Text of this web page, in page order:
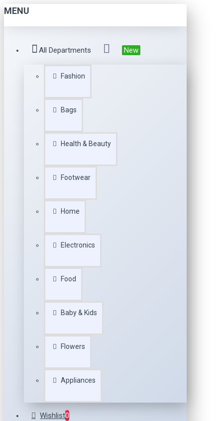
MENU
All Departments New
Fashion
Bags
Health & Beauty
Footwear
Home
Electronics
Food
Baby & Kids
Flowers
Appliances
Wishlist0